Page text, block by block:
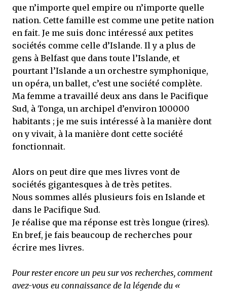
que n’importe quel empire ou n’importe quelle
nation. Cette famille est comme une petite nation
en fait. Je me suis donc intéressé aux petites
sociétés comme celle d’Islande. Il y a plus de
gens à Belfast que dans toute l’Islande, et
pourtant l’Islande a un orchestre symphonique,
un opéra, un ballet, c’est une société complète.
Ma femme a travaillé deux ans dans le Pacifique
Sud, à Tonga, un archipel d’environ 100000
habitants ; je me suis intéressé à la manière dont
on y vivait, à la manière dont cette société
fonctionnait.
Alors on peut dire que mes livres vont de
sociétés gigantesques à de très petites.
Nous sommes allés plusieurs fois en Islande et
dans le Pacifique Sud.
Je réalise que ma réponse est très longue (rires).
En bref, je fais beaucoup de recherches pour
écrire mes livres.
Pour rester encore un peu sur vos recherches, comment
avez-vous eu connaissance de la légende du «